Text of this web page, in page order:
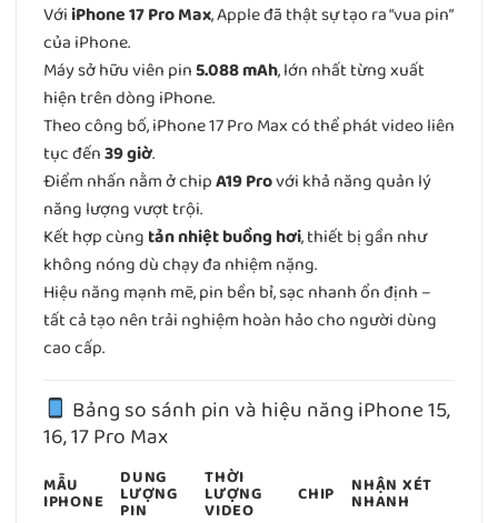
Với iPhone 17 Pro Max, Apple đã thật sự tạo ra “vua pin”
của iPhone.
Máy sở hữu viên pin5.088 mAh, lớn nhất từng xuất
hiện trên dòng iPhone.
Theo công bố, iPhone 17 Pro Max có thể phát video liên
tục đến39 giờ.
Điểm nhấn nằm ở chipA19 Provới khả năng quản lý
năng lượng vượt trội.
Kết hợp cùng tản nhiệt buồng hơi, thiết bị gần như
không nóng dù chạy đa nhiệm nặng.
Hiệu năng mạnh mẽ, pin bền bỉ, sạc nhanh ổn định –
tất cả tạo nên trải nghiệm hoàn hảo cho người dùng
cao cấp.
Bảng so sánh pin và hiệu năng iPhone 15,
16, 17 Pro Max
MẪU
IPHONE
DUNG
LƯỢNG
PIN
THỜI
LƯỢNG
VIDEO
CHIP NHẬN XÉT
NHANH